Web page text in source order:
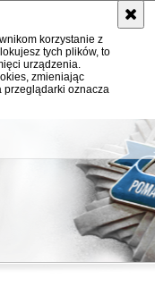
korzystanie z
tych plików, to
urządzenia.
zmieniając
przeglądarki oznacza